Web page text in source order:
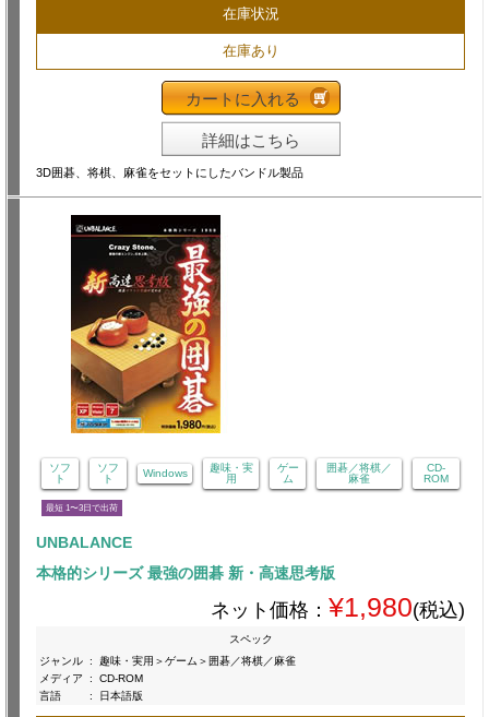
在庫状況
在庫あり
カートに入れる
詳細はこちら
3D囲碁、将棋、麻雀をセットにしたバンドル製品
ソフ
ト
ソフ
ト
Windows
趣味・実
用
ゲー
ム
囲碁／将棋／
麻雀
CD-
ROM
最短 1〜3日で出荷
UNBALANCE
本格的シリーズ 最強の囲碁 新・高速思考版
ネット価格： ¥1,980(税込)
スペック
ジャンル :
趣味・実用＞ゲーム＞囲碁／将棋／麻雀
メディア
:
CD-ROM
言語
: 日本語版